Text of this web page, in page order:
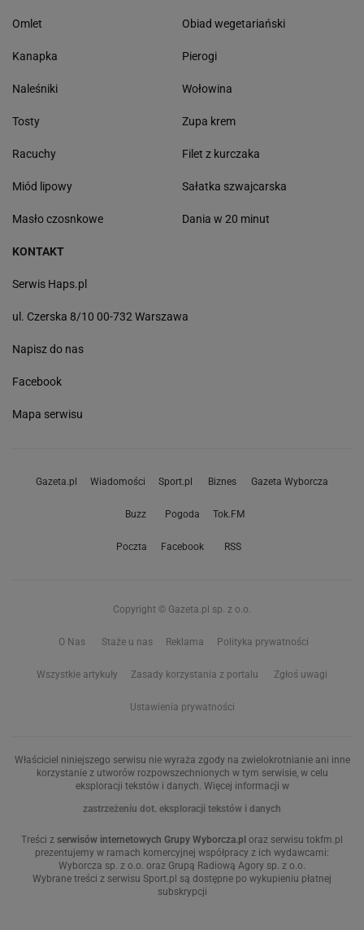
Omlet
Kanapka
Naleśniki
Tosty
Racuchy
Miód lipowy
Masło czosnkowe
Obiad wegetariański
Pierogi
Wołowina
Zupa krem
Filet z kurczaka
Sałatka szwajcarska
Dania w 20 minut
KONTAKT
Serwis Haps.pl
ul. Czerska 8/10 00-732 Warszawa
Napisz do nas
Facebook
Mapa serwisu
Gazeta.pl Wiadomości Sport.pl Biznes Gazeta Wyborcza
Buzz Pogoda Tok.FM
Poczta Facebook RSS
Copyright © Gazeta.pl sp. z o.o.
O Nas Staże u nas Reklama Polityka prywatności
Wszystkie artykuły Zasady korzystania z portalu Zgłoś uwagi
Ustawienia prywatności
Właściciel niniejszego serwisu nie wyraża zgody na zwielokrotnianie ani inne
korzystanie z utworów rozpowszechnionych w tym serwisie, w celu
eksploracji tekstów i danych. Więcej informacji w
zastrzeżeniu dot. eksploracji tekstów i danych
Treści z serwisów internetowych Grupy Wyborcza.pl oraz serwisu tokfm.pl
prezentujemy w ramach komercyjnej współpracy z ich wydawcami:
Wyborcza sp. z o.o. oraz Grupą Radiową Agory sp. z o.o.
Wybrane treści z serwisu Sport.pl są dostępne po wykupieniu płatnej
subskrypcji